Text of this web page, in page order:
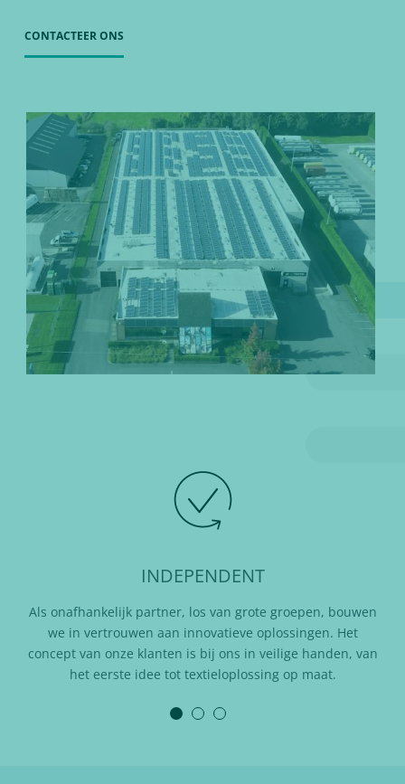
CONTACTEER ONS
INDEPENDENT
Als onafhankelijk partner, los van grote groepen, bouwen
we in vertrouwen aan innovatieve oplossingen. Het
concept van onze klanten is bij ons in veilige handen, van
het eerste idee tot textieloplossing op maat.